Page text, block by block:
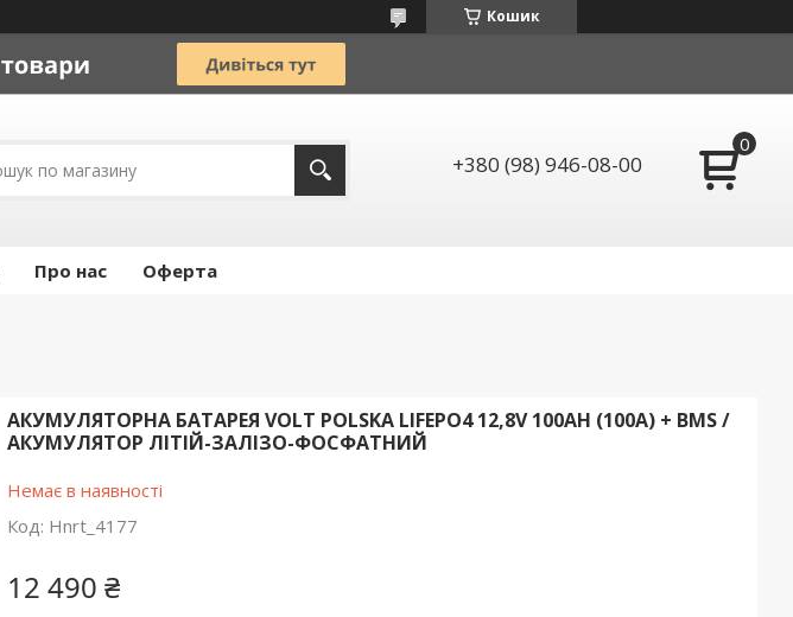
Кошик
+380 (98) 946-08-00
Про нас Оферта
АКУМУЛЯТОРНА БАТАРЕЯ VOLT POLSKA LIFEPO4 12,8V 100AH (100А) + BMS /
АКУМУЛЯТОР ЛІТІЙ-ЗАЛІЗО-ФОСФАТНИЙ
Немає в наявності
Код: Hnrt_4177
12 490 ₴